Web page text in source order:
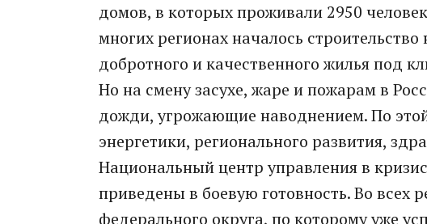
домов, в которых проживали 2950
многих регионах началось
добротного и качественного жилья под
Но на смену засухе, жаре и пожарам в
дожди, угрожающие наводнением. По
энергетики, регионального развития,
Национальный центр управления в
приведены в боевую готовность. Во всех
федерального округа, по которому уже